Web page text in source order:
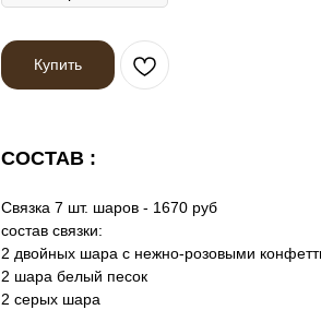
Купить
СОСТАВ :
Связка 7 шт. шаров - 1670 руб
состав связки:
2 двойных шара с нежно-розовыми
2 шара белый песок
2 серых шара